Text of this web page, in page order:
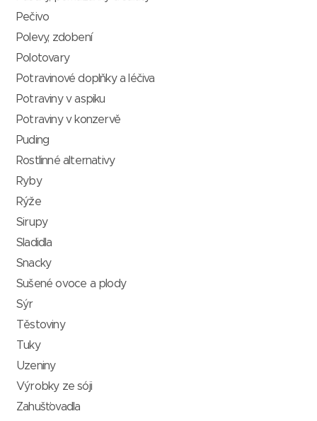
Pečivo
Polevy, zdobení
Polotovary
Potravinové doplňky a léčiva
Potraviny v aspiku
Potraviny v konzervě
Puding
Rostlinné alternativy
Ryby
Rýže
Sirupy
Sladidla
Snacky
Sušené ovoce a plody
Sýr
Těstoviny
Tuky
Uzeniny
Výrobky ze sóji
Zahušťovadla